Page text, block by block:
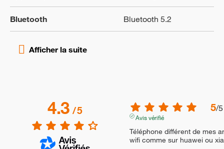
Bluetooth Bluetooth 5.2
4.3/5 5/5
Avis vérifié
Téléphone différent de mes
wifi comme sur huawei ou